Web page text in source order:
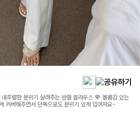
추럴한 분위기 살려주는 반팔 블라우스 🤎 볼륨감 있는
커버해주면서 단독으로도 분위기 있게 입어져요-